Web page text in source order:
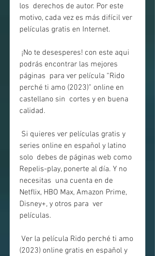
los  derechos de autor. Por este
motivo, cada vez es más difícil ver
películas gratis en Internet.
podrás encontrar las mejores
páginas  para ver película “Rido
perché ti amo (2023)” online en
castellano sin  cortes y en buena
calidad.
series online en español y latino
solo  debes de páginas web como
Repelis-play, ponerte al día. Y no
necesitas  una cuenta en de
Netflix, HBO Max, Amazon Prime,
Disney+, y otros para  ver
películas.
(2023) online gratis en español y